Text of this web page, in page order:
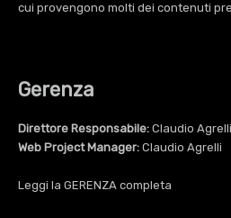
cui provengono molti dei contenuti
Gerenza
Direttore Responsabile: Claudio Agrelli
Web Project Manager: Claudio Agrelli
Leggi la GERENZA completa